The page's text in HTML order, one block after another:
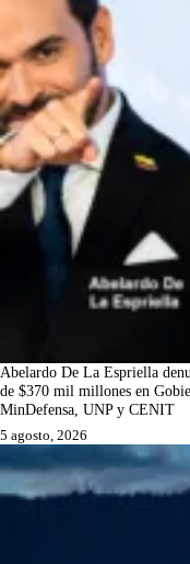
Abelardo De La Espriella
de $370 mil millones en
MinDefensa, UNP y CENIT
5 agosto, 2026